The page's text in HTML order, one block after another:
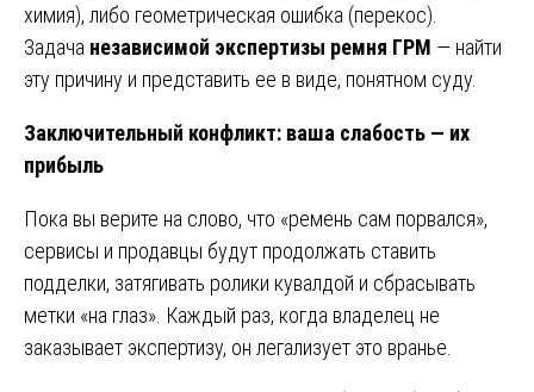
химия), либо геометрическая ошибка (перекос).
Задача независимой экспертизы ремня ГРМ — найти
эту причину и представить ее в виде, понятном суду.
Заключительный конфликт: ваша слабость — их
прибыль
Пока вы верите на слово, что «ремень сам порвался»,
сервисы и продавцы будут продолжать ставить
подделки, затягивать ролики кувалдой и сбрасывать
метки «на глаз». Каждый раз, когда владелец не
заказывает экспертизу, он легализует это вранье.